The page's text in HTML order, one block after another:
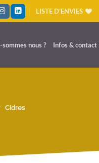
LISTE D'ENVIES
sommes nous ? Infos & contact
Cidres